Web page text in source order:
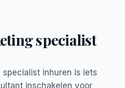
specialist
specialist inhuren is iets
inschakelen voor